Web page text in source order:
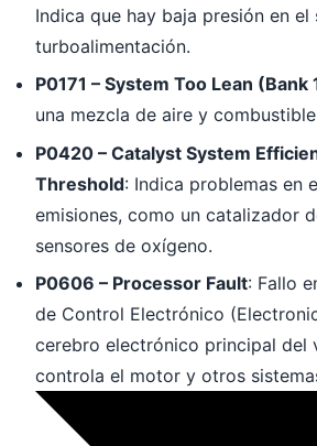
Indica que hay baja presión en el
turboalimentación.
P0171 – System Too Lean (Bank
una mezcla de aire y
P0420 – Catalyst System
Threshold: Indica problemas en
emisiones, como un catalizador
sensores de oxígeno.
P0606 – Processor Fault: Fallo
de Control Electrónico
cerebro electrónico principal del
controla el motor y otros